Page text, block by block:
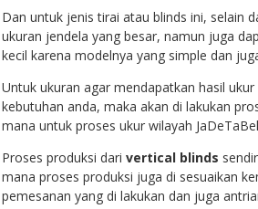
Dan untuk jenis tirai atau blinds ini, selain
ukuran jendela yang besar, namun juga
kecil karena modelnya yang simple dan
Untuk ukuran agar mendapatkan hasil
kebutuhan anda, maka akan di lakukan
mana untuk proses ukur wilayah
Proses produksi dari vertical blinds
mana proses produksi juga di sesuaikan
pemesanan yang di lakukan dan juga